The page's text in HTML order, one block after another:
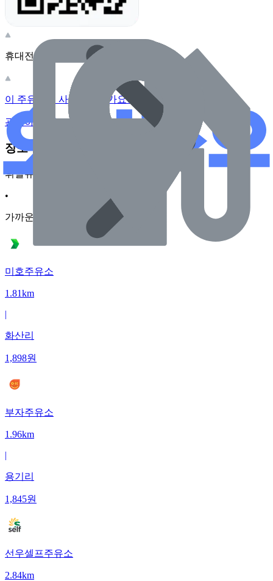
휴대전화 카메라로 찍어보세요
이 주유소의 사장님이신가요?
관리하기
장소 근처 주유소
휘발유
•
가까운순
미호주유소
1.81km
|
화산리
1,898원
부자주유소
1.96km
|
용기리
1,845원
선우셀프주유소
2.84km